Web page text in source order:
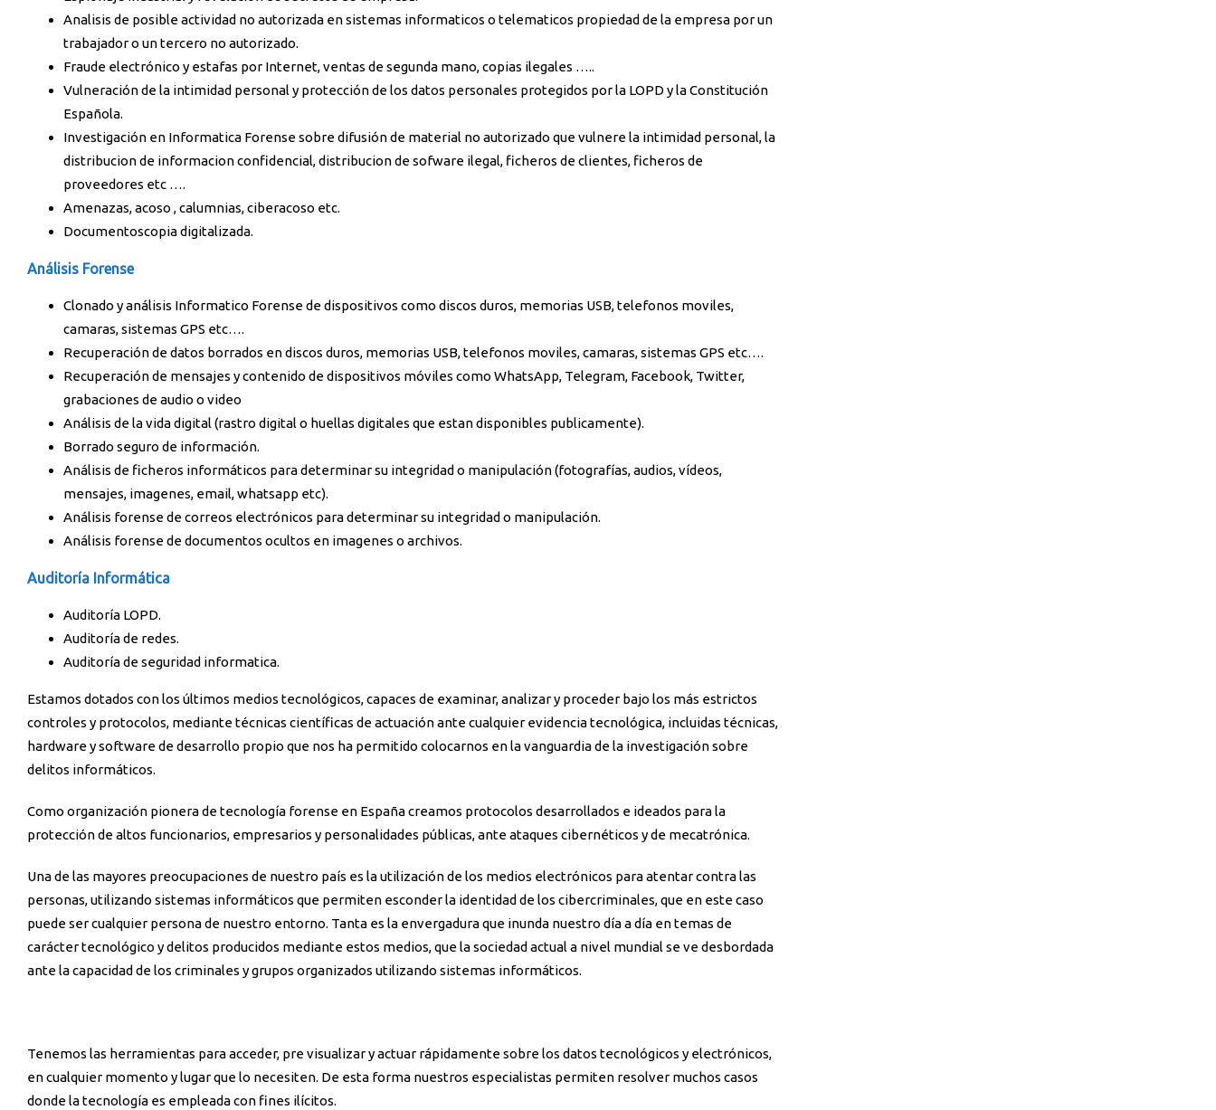
Analisis de posible actividad no autorizada en sistemas informaticos o telematicos propiedad de la empresa por un
trabajador o un tercero no autorizado.
Fraude electrónico y estafas por Internet, ventas de segunda mano, copias ilegales …..
Vulneración de la intimidad personal y protección de los datos personales protegidos por la LOPD y la Constitución
Española.
Investigación en Informatica Forense sobre difusión de material no autorizado que vulnere la intimidad personal, la
distribucion de informacion confidencial, distribucion de sofware ilegal, ficheros de clientes, ficheros de
proveedores etc ….
Amenazas, acoso , calumnias, ciberacoso etc.
Documentoscopia digitalizada.
Análisis Forense
Clonado y análisis Informatico Forense de dispositivos como discos duros, memorias USB, telefonos moviles,
camaras, sistemas GPS etc….
Recuperación de datos borrados en discos duros, memorias USB, telefonos moviles, camaras, sistemas GPS etc….
Recuperación de mensajes y contenido de dispositivos móviles como WhatsApp, Telegram, Facebook, Twitter,
grabaciones de audio o video
Análisis de la vida digital (rastro digital o huellas digitales que estan disponibles publicamente).
Borrado seguro de información.
Análisis de ficheros informáticos para determinar su integridad o manipulación (fotografías, audios, vídeos,
mensajes, imagenes, email, whatsapp etc).
Análisis forense de correos electrónicos para determinar su integridad o manipulación.
Análisis forense de documentos ocultos en imagenes o archivos.
Auditoría Informática
Auditoría LOPD.
Auditoría de redes.
Auditoría de seguridad informatica.
Estamos dotados con los últimos medios tecnológicos, capaces de examinar, analizar y proceder bajo los más estrictos
controles y protocolos, mediante técnicas científicas de actuación ante cualquier evidencia tecnológica, incluidas técnicas,
hardware y software de desarrollo propio que nos ha permitido colocarnos en la vanguardia de la investigación sobre
delitos informáticos.
Como organización pionera de tecnología forense en España creamos protocolos desarrollados e ideados para la
protección de altos funcionarios, empresarios y personalidades públicas, ante ataques cibernéticos y de mecatrónica.
Una de las mayores preocupaciones de nuestro país es la utilización de los medios electrónicos para atentar contra las
personas, utilizando sistemas informáticos que permiten esconder la identidad de los cibercriminales, que en este caso
puede ser cualquier persona de nuestro entorno. Tanta es la envergadura que inunda nuestro día a día en temas de
carácter tecnológico y delitos producidos mediante estos medios, que la sociedad actual a nivel mundial se ve desbordada
ante la capacidad de los criminales y grupos organizados utilizando sistemas informáticos.
Tenemos las herramientas para acceder, pre visualizar y actuar rápidamente sobre los datos tecnológicos y electrónicos,
en cualquier momento y lugar que lo necesiten. De esta forma nuestros especialistas permiten resolver muchos casos
donde la tecnología es empleada con fines ilícitos.